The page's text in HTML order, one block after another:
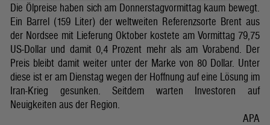
Die Ölpreise haben sich am Donnerstagvormittag kaum bewegt.
Ein Barrel (159 Liter) der weltweiten Referenzsorte Brent aus
der Nordsee mit Lieferung Oktober kostete am Vormittag 79,75
US-Dollar und damit 0,4 Prozent mehr als am Vorabend. Der
Preis bleibt damit weiter unter der Marke von 80 Dollar. Unter
diese ist er am Dienstag wegen der Hoffnung auf eine Lösung im
Iran-Krieg gesunken. Seitdem warten Investoren auf
Neuigkeiten aus der Region.
APA